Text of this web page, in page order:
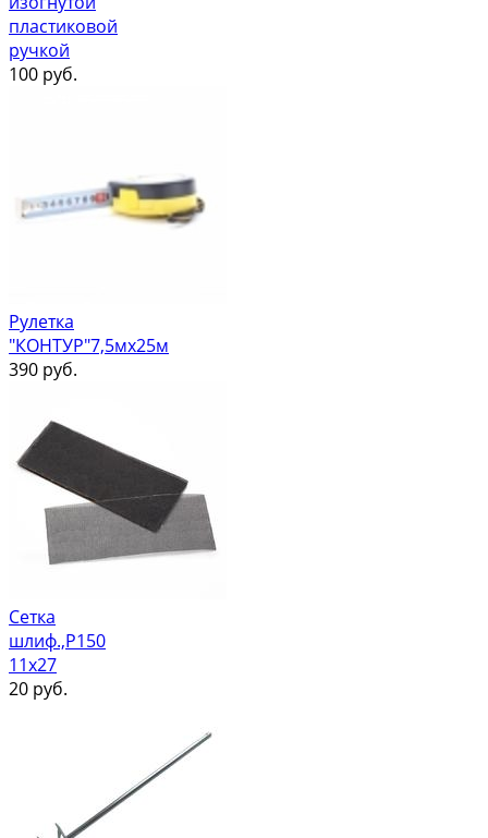
пластиковой
ручкой
100 руб.
Рулетка
"КОНТУР"7,5мх25м
390 руб.
Сетка
шлиф.,Р150
11х27
20 руб.